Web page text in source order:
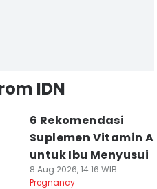
IDN
6 Rekomendasi
Suplemen Vitamin A
untuk Ibu Menyusui
8 Aug 2026, 14:16 WIB
Pregnancy